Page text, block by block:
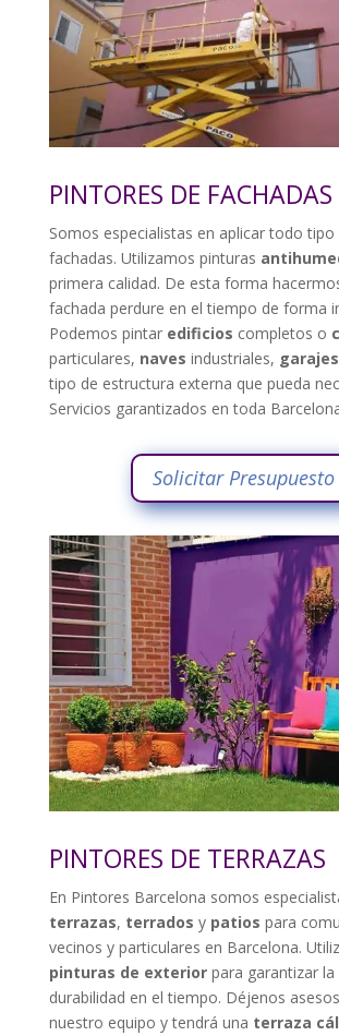
PINTORES DE FACHADAS
Somos especialistas en aplicar todo tipo
fachadas. Utilizamos pinturas
primera calidad. De esta forma
fachada perdure en el tiempo de forma
Podemos pintar edificios completos o
particulares, naves industriales, garajes
tipo de estructura externa que pueda
Servicios garantizados en toda
Solicitar Presupuesto
PINTORES DE TERRAZAS
En Pintores Barcelona somos
terrazas, terrados y patios para
vecinos y particulares en Barcelona.
pinturas de exteriorpara garantizar la
durabilidad en el tiempo. Déjenos
nuestro equipo y tendrá una terraza